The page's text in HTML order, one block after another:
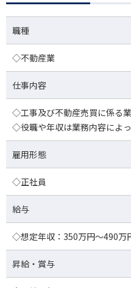
職種
◇不動産業
仕事内容
◇工事及び不動産売買に係る業
◇役職や年収は業務内容によ
雇用形態
◇正社員
給与
◇想定年収：350万円～490万
昇給・賞与